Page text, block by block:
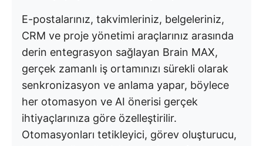
E-postalarınız, takvimleriniz, belgeleriniz,
CRM ve proje yönetimi araçlarınız arasında
derin entegrasyon sağlayan Brain MAX,
gerçek zamanlı iş ortamınızı sürekli olarak
senkronizasyon ve anlama yapar, böylece
her otomasyon ve AI önerisi gerçek
ihtiyaçlarınıza göre özelleştirilir.
Otomasyonları tetikleyici, görev oluşturucu,